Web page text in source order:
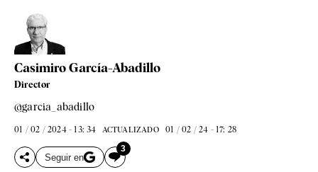
Casimiro García-Abadillo
Director
@garcia_abadillo
01 / 02 / 2024 - 13: 34 ACTUALIZADO 01 / 02 / 24 - 17: 28
Seguir en
3